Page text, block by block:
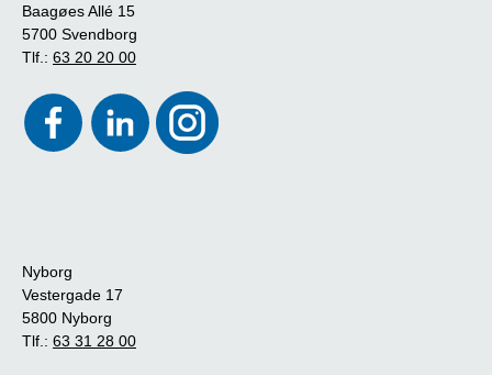
Baagøes Allé 15
5700 Svendborg
Tlf.: 63 20 20 00
Nyborg
Vestergade 17
5800 Nyborg
Tlf.: 63 31 28 00